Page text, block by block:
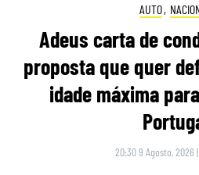
AUTO,
Adeus carta de
proposta que quer
idade máxima
20:30 9 Agosto, 2026 |